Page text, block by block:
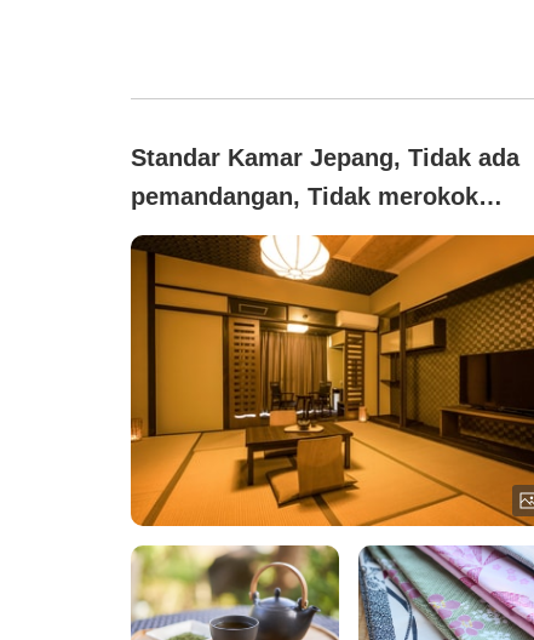
Standar Kamar Jepang, Tidak ada
pemandangan, Tidak merokok
([bebas asap rokok]Kamar standar
bergaya Jepang kapasitas 4 orang,
dilengkapi dengan kamar mandi
dalam (tanpa pemandangan))